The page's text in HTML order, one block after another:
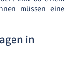
müssen eine
in